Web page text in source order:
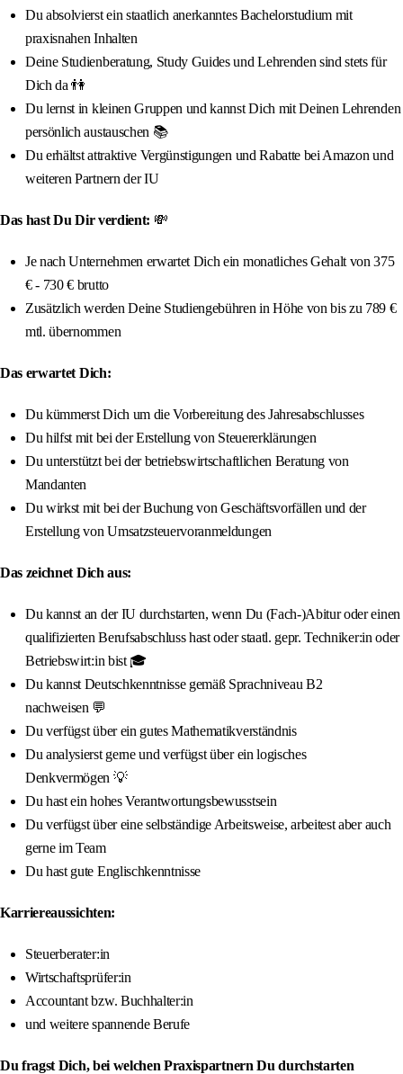
Du absolvierst ein staatlich anerkanntes Bachelorstudium mit
praxisnahen Inhalten
Deine Studienberatung, Study Guides und Lehrenden sind stets für
Dich da 👫
Du lernst in kleinen Gruppen und kannst Dich mit Deinen Lehrenden
persönlich austauschen 📚
Du erhältst attraktive Vergünstigungen und Rabatte bei Amazon und
weiteren Partnern der IU
Das hast Du Dir verdient: 💸
Je nach Unternehmen erwartet Dich ein monatliches Gehalt von 375
€ - 730 € brutto
Zusätzlich werden Deine Studiengebühren in Höhe von bis zu 789 €
mtl. übernommen
Das erwartet Dich:
Du kümmerst Dich um die Vorbereitung des Jahresabschlusses
Du hilfst mit bei der Erstellung von Steuererklärungen
Du unterstützt bei der betriebswirtschaftlichen Beratung von
Mandanten
Du wirkst mit bei der Buchung von Geschäftsvorfällen und der
Erstellung von Umsatzsteuervoranmeldungen
Das zeichnet Dich aus:
Du kannst an der IU durchstarten, wenn Du (Fach-)Abitur oder einen
qualifizierten Berufsabschluss hast oder staatl. gepr. Techniker:in oder
Betriebswirt:in bist 🎓
Du kannst Deutschkenntnisse gemäß Sprachniveau B2
nachweisen 💬
Du verfügst über ein gutes Mathematikverständnis
Du analysierst gerne und verfügst über ein logisches
Denkvermögen 💡
Du hast ein hohes Verantwortungsbewusstsein
Du verfügst über eine selbständige Arbeitsweise, arbeitest aber auch
gerne im Team
Du hast gute Englischkenntnisse
Karriereaussichten:
Steuerberater:in
Wirtschaftsprüfer:in
Accountant bzw. Buchhalter:in
und weitere spannende Berufe
Du fragst Dich, bei welchen Praxispartnern Du durchstarten